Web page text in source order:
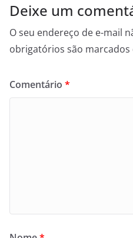
Deixe um
O seu endereço de e-mail
obrigatórios são marcados
Comentário *